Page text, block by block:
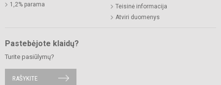
1,2% parama
Teisinė informacija
Atviri duomenys
Pastebėjote klaidų?
Turite pasiūlymų?
RAŠYKITE